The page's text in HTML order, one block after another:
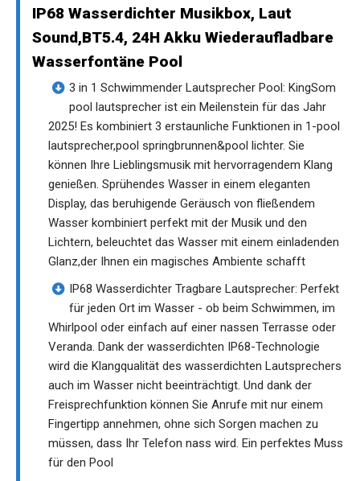
IP68 Wasserdichter Musikbox, Laut
Sound,BT5.4, 24H Akku Wiederaufladbare
Wasserfontäne Pool
3 in 1 Schwimmender Lautsprecher Pool: KingSom
pool lautsprecher ist ein Meilenstein für das Jahr
2025! Es kombiniert 3 erstaunliche Funktionen in 1-pool
lautsprecher,pool springbrunnen&pool lichter. Sie
können Ihre Lieblingsmusik mit hervorragendem Klang
genießen. Sprühendes Wasser in einem eleganten
Display, das beruhigende Geräusch von fließendem
Wasser kombiniert perfekt mit der Musik und den
Lichtern, beleuchtet das Wasser mit einem einladenden
Glanz,der Ihnen ein magisches Ambiente schafft
IP68 Wasserdichter Tragbare Lautsprecher: Perfekt
für jeden Ort im Wasser - ob beim Schwimmen, im
Whirlpool oder einfach auf einer nassen Terrasse oder
Veranda. Dank der wasserdichten IP68-Technologie
wird die Klangqualität des wasserdichten Lautsprechers
auch im Wasser nicht beeinträchtigt. Und dank der
Freisprechfunktion können Sie Anrufe mit nur einem
Fingertipp annehmen, ohne sich Sorgen machen zu
müssen, dass Ihr Telefon nass wird. Ein perfektes Muss
für den Pool